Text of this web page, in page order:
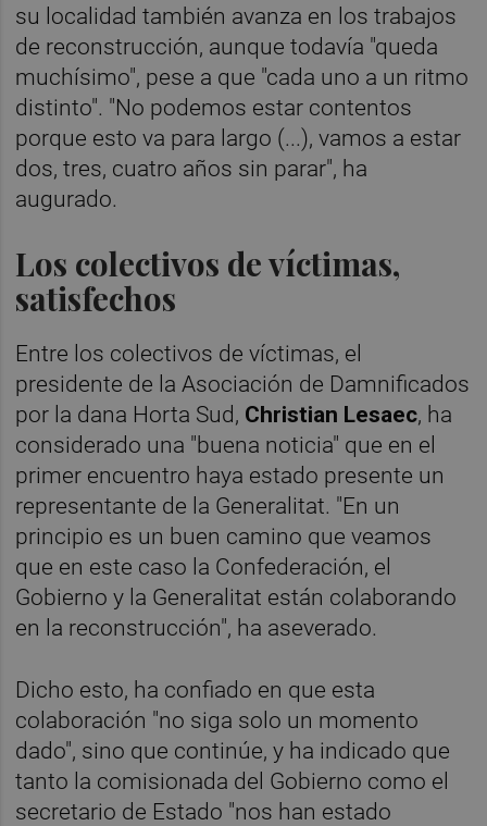
su localidad también avanza en los trabajos
de reconstrucción, aunque todavía "queda
muchísimo", pese a que "cada uno a un ritmo
distinto". "No podemos estar contentos
porque esto va para largo (...), vamos a estar
dos, tres, cuatro años sin parar", ha
augurado.
Los colectivos de víctimas,
satisfechos
Entre los colectivos de víctimas, el
presidente de la Asociación de Damnificados
por la dana Horta Sud, Christian Lesaec, ha
considerado una "buena noticia" que en el
primer encuentro haya estado presente un
representante de la Generalitat. "En un
principio es un buen camino que veamos
que en este caso la Confederación, el
Gobierno y la Generalitat están colaborando
en la reconstrucción", ha aseverado.
Dicho esto, ha confiado en que esta
colaboración "no siga solo un momento
dado", sino que continúe, y ha indicado que
tanto la comisionada del Gobierno como el
secretario de Estado "nos han estado